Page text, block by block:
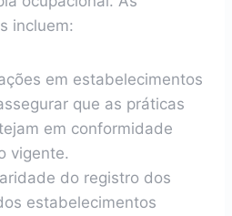
incluem:
em estabelecimentos
que as práticas
em conformidade
vigente.
do registro dos
estabelecimentos